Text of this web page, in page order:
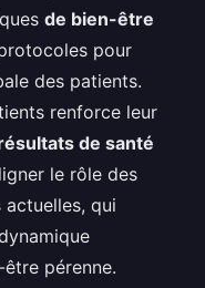
de bien-être
pour
des patients.
renforce leur
de santé
le rôle des
qui
pérenne.